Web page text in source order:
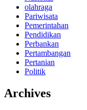
olahraga
Pariwisata
Pemerintahan
Pendidikan
Perbankan
Pertambangan
Pertanian
Politik
Archives